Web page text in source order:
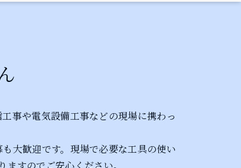
事や電気設備工事などの現場に携わっ
大歓迎です。現場で必要な工具の使い
すのでご安心ください。